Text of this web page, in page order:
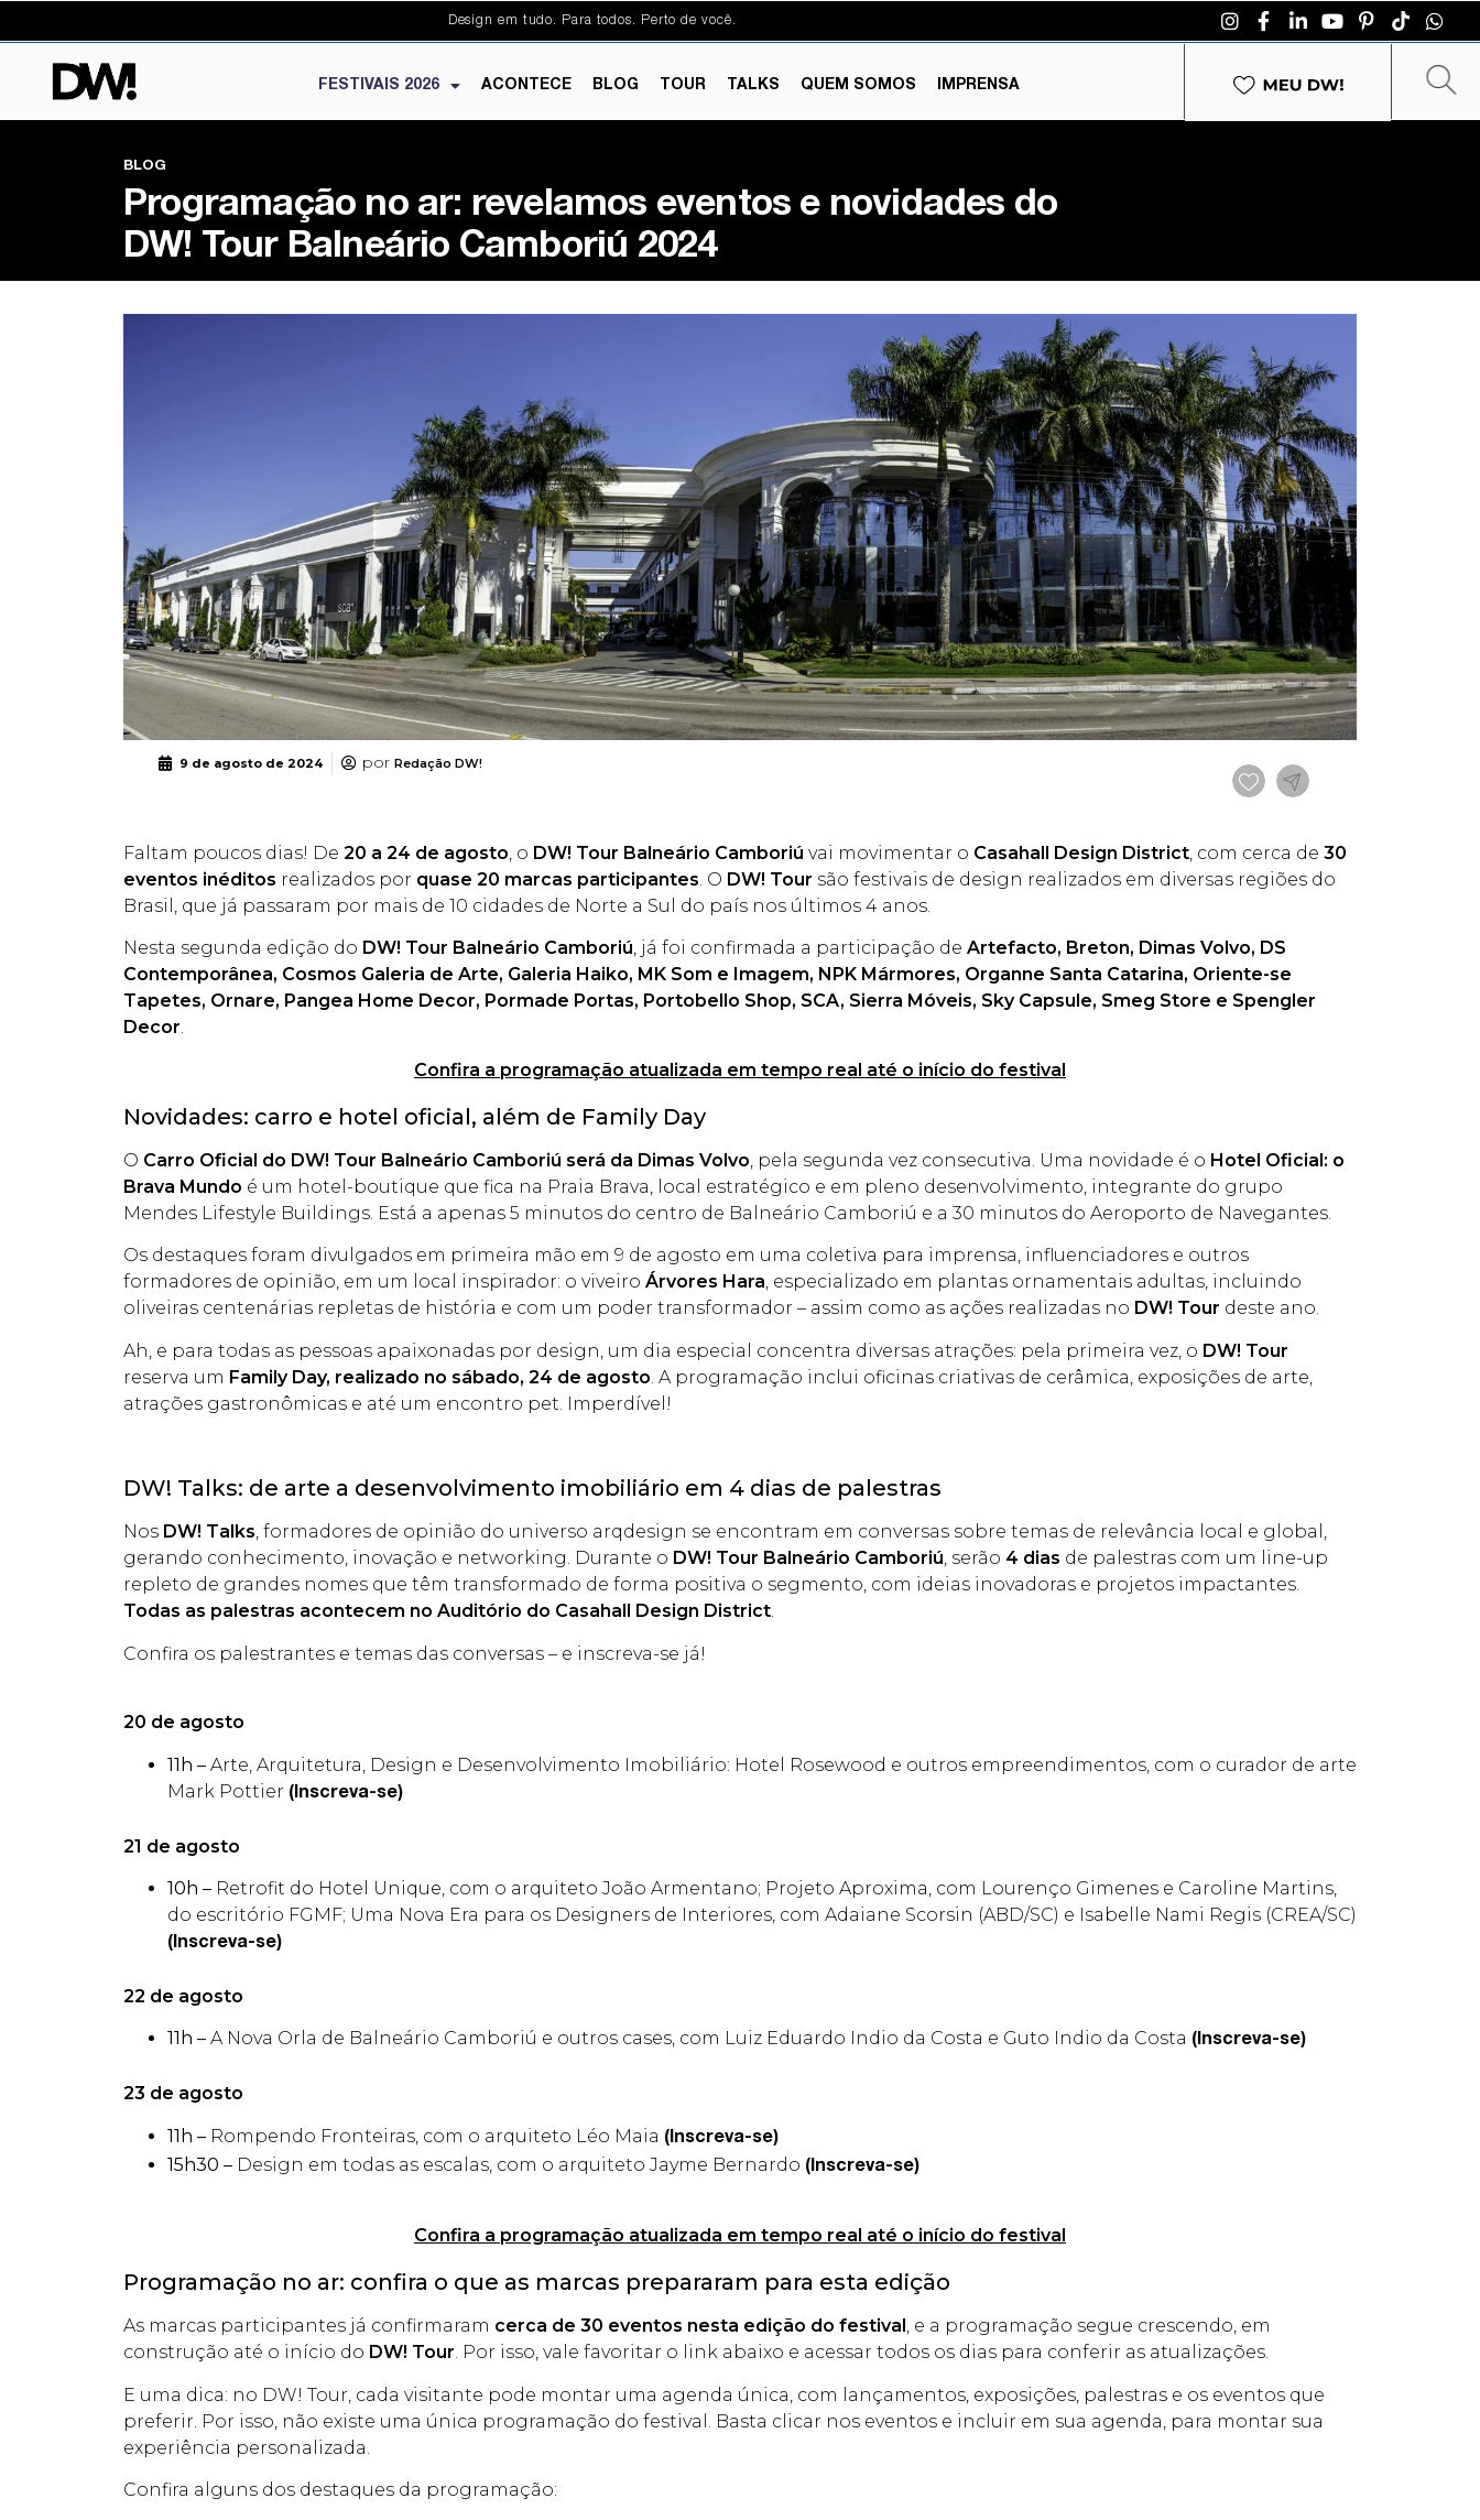
Design em tudo. Para todos. Perto de você.
FESTIVAIS 2026 ACONTECE BLOG TOUR TALKS QUEM SOMOS IMPRENSA
BLOG
Programação no ar: revelamos eventos e novidades do
DW! Tour Balneário Camboriú 2024
9 de agosto de 2024 porRedação DW!
Faltam poucos dias! De 20 a 24 de agosto, o DW! Tour Balneário Camboriú vai movimentar o Casahall Design District, com cerca de 30
eventos inéditos realizados por quase 20 marcas participantes. O DW! Tour são festivais de design realizados em diversas regiões do
Brasil, que já passaram por mais de 10 cidades de Norte a Sul do país nos últimos 4 anos.
Nesta segunda edição do DW! Tour Balneário Camboriú, já foi confirmada a participação de Artefacto, Breton, Dimas Volvo, DS
Contemporânea, Cosmos Galeria de Arte, Galeria Haiko, MK Som e Imagem, NPK Mármores, Organne Santa Catarina, Oriente-se
Tapetes, Ornare, Pangea Home Decor, Pormade Portas, Portobello Shop, SCA, Sierra Móveis, Sky Capsule, Smeg Store e Spengler
Decor.
Confira a programação atualizada em tempo real até o início do festival
Novidades: carro e hotel oficial, além de Family Day
O Carro Oficial do DW! Tour Balneário Camboriú será da Dimas Volvo, pela segunda vez consecutiva. Uma novidade é o Hotel Oficial: o
Brava Mundo é um hotel-boutique que fica na Praia Brava, local estratégico e em pleno desenvolvimento, integrante do grupo
Mendes Lifestyle Buildings. Está a apenas 5 minutos do centro de Balneário Camboriú e a 30 minutos do Aeroporto de Navegantes.
Os destaques foram divulgados em primeira mão em 9 de agosto em uma coletiva para imprensa, influenciadores e outros
formadores de opinião, em um local inspirador: o viveiro Árvores Hara, especializado em plantas ornamentais adultas, incluindo
oliveiras centenárias repletas de história e com um poder transformador – assim como as ações realizadas no DW! Tour deste ano.
Ah, e para todas as pessoas apaixonadas por design, um dia especial concentra diversas atrações: pela primeira vez, o DW! Tour
reserva um Family Day, realizado no sábado, 24 de agosto . A programação inclui oficinas criativas de cerâmica, exposições de arte,
atrações gastronômicas e até um encontro pet. Imperdível!
DW! Talks: de arte a desenvolvimento imobiliário em 4 dias de palestras
Nos DW! Talks, formadores de opinião do universo arqdesign se encontram em conversas sobre temas de relevância local e global,
gerando conhecimento, inovação e networking. Durante o DW! Tour Balneário Camboriú, serão 4 dias de palestras com um line-up
repleto de grandes nomes que têm transformado de forma positiva o segmento, com ideias inovadoras e projetos impactantes.
Todas as palestras acontecem no Auditório do Casahall Design District.
Confira os palestrantes e temas das conversas – e inscreva-se já!
20 de agosto
11h – Arte, Arquitetura, Design e Desenvolvimento Imobiliário: Hotel Rosewood e outros empreendimentos, com o curador de arte
Mark Pottier (Inscreva-se)
21 de agosto
10h – Retrofit do Hotel Unique, com o arquiteto João Armentano; Projeto Aproxima, com Lourenço Gimenes e Caroline Martins,
do escritório FGMF; Uma Nova Era para os Designers de Interiores, com Adaiane Scorsin (ABD/SC) e ⁠Isabelle Nami Regis (CREA/SC)
(Inscreva-se)
22 de agosto
11h – A Nova Orla de Balneário Camboriú e outros cases, com Luiz Eduardo Indio da Costa e Guto Indio da Costa (Inscreva-se)
23 de agosto
11h – Rompendo Fronteiras, com o arquiteto Léo Maia (Inscreva-se)
15h30 – Design em todas as escalas, com o arquiteto Jayme Bernardo (Inscreva-se)
Confira a programação atualizada em tempo real até o início do festival
Programação no ar: confira o que as marcas prepararam para esta edição
As marcas participantes já confirmaram cerca de 30 eventos nesta edição do festival , e a programação segue crescendo, em
construção até o início do DW! Tour. Por isso, vale favoritar o link abaixo e acessar todos os dias para conferir as atualizações.
E uma dica: no DW! Tour, cada visitante pode montar uma agenda única, com lançamentos, exposições, palestras e os eventos que
preferir. Por isso, não existe uma única programação do festival. Basta clicar nos eventos e incluir em sua agenda, para montar sua
experiência personalizada.
Confira alguns dos destaques da programação: